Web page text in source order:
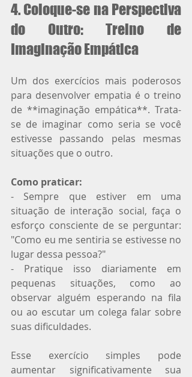
4. Coloque-se na Perspectiva
do Outro: Treino de
Imaginação Empática
Um dos exercícios mais poderosos
para desenvolver empatia é o treino
de **imaginação empática**. Trata-
se de imaginar como seria se você
estivesse passando pelas mesmas
situações que o outro.
Como praticar:
- Sempre que estiver em uma
situação de interação social, faça o
esforço consciente de se perguntar:
"Como eu me sentiria se estivesse no
lugar dessa pessoa?"
- Pratique isso diariamente em
pequenas situações, como ao
observar alguém esperando na fila
ou ao escutar um colega falar sobre
suas dificuldades.
Esse exercício simples pode
aumentar significativamente sua